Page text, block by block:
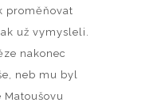
proměňovat
už vymysleli.
nakonec
neb mu byl